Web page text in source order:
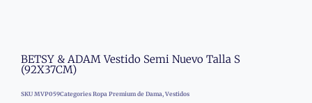
BETSY & ADAM Vestido Semi Nuevo Talla S
(92X37CM)
SKU MVP059Categories Ropa Premium de Dama, Vestidos